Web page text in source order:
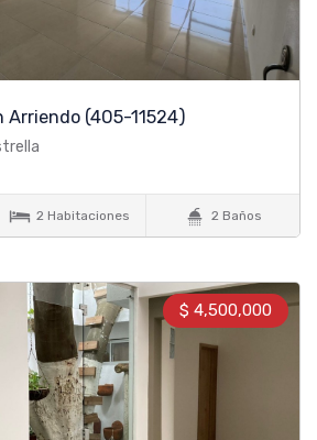
Arriendo (405-11524)
 2 Habitaciones  2 Baños
$ 4,500,000